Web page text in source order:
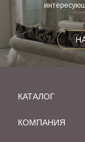
КАТАЛОГ
Мебель
КОМПАНИЯ